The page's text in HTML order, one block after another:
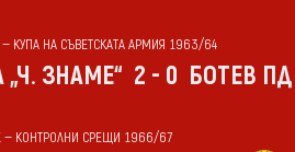
— КУПА НА СЪВЕТСКАТА АРМИЯ 1963/64
„Ч. ЗНАМЕ“ 2 - 0 БОТЕВ ПД
— КОНТРОЛНИ СРЕЩИ 1966/67